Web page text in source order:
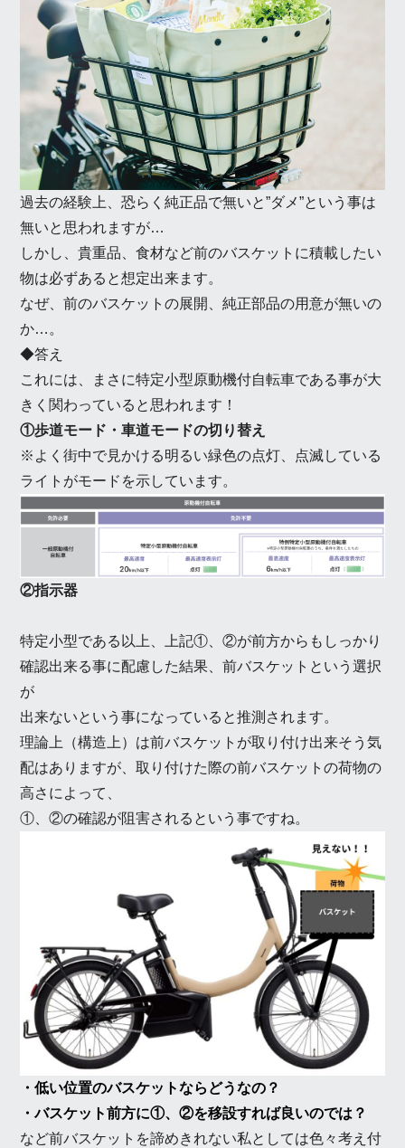
過去の経験上、恐らく純正品で無いと”ダメ”という事は
無いと思われますが…
しかし、貴重品、食材など前のバスケットに積載したい
物は必ずあると想定出来ます。
なぜ、前のバスケットの展開、純正部品の用意が無いの
か…。
◆答え
これには、まさに特定小型原動機付自転車である事が大
きく関わっていると思われます！
①歩道モード・車道モードの切り替え
※よく街中で見かける明るい緑色の点灯、点滅している
ライトがモードを示しています。
②指示器
特定小型である以上、上記①、②が前方からもしっかり
確認出来る事に配慮した結果、前バスケットという選択
が
出来ないという事になっていると推測されます。
理論上（構造上）は前バスケットが取り付け出来そう気
配はありますが、取り付けた際の前バスケットの荷物の
高さによって、
①、②の確認が阻害されるという事ですね。
・低い位置のバスケットならどうなの？
・バスケット前方に①、②を移設すれば良いのでは？
など前バスケットを諦めきれない私としては色々考え付